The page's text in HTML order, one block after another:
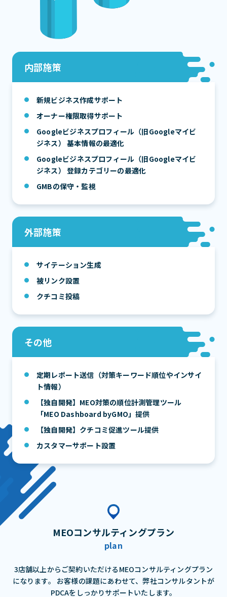
内部施策
新規ビジネス作成サポート
オーナー権限取得サポート
Googleビジネスプロフィール（旧Googleマイビ
ジネス） 基本情報の最適化
Googleビジネスプロフィール（旧Googleマイビ
ジネス） 登録カテゴリーの最適化
GMBの保守・監視
外部施策
サイテーション生成
被リンク設置
クチコミ投稿
その他
定期レポート送信（対策キーワード順位やインサイ
ト情報）
【独自開発】MEO対策の順位計測管理ツール
「MEO Dashboard byGMO」提供
【独自開発】クチコミ促進ツール提供
カスタマーサポート設置
MEOコンサルティングプラン
plan
3店舗以上からご契約いただけるMEOコンサルティングプラン
になります。
お客様の課題にあわせて、弊社コンサルタントが
PDCAをしっかりサポートいたします。